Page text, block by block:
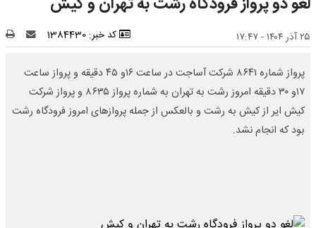
۲۵ آذر ۱۴۰۴ - ۱۷:۴۷ کد خبر: 1384430
پرواز شماره ۸۶۴۱ شرکت آساجت در ساعت ۱۶و ۴۵ دقیقه و پرواز ساعت
۱۷و ۳۰ دقیقه امروز رشت به تهران به شماره پرواز ۸۶۳۵ و پرواز شرکت
کیش ایر از کیش به رشت و بالعکس از جمله پروازهای امروز فرودگاه رشت
بود که انجام نشد.